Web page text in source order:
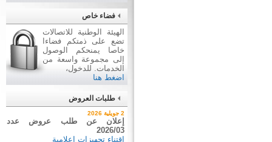
فضاء خاص
الهيئة الوطنية للاتصالات
تضع على ذمتكم فضاءا
خاصا يمنحكم الوصول
إلى مجموعة واسعة من
الخدمات. للدخول،
اضغط هنا
طلبات العروض
نتيجة بيع وسائل نقل عن طريق
ظروف مغلقة عدد 01/2026
بيع وسائل نقل عن طريق ظروف
إعلان عن طلب عروض عدد
2026/03
اقتناء تجهيزات إعلامية